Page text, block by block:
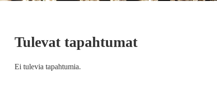
Tulevat tapahtumat
Ei tulevia tapahtumia.